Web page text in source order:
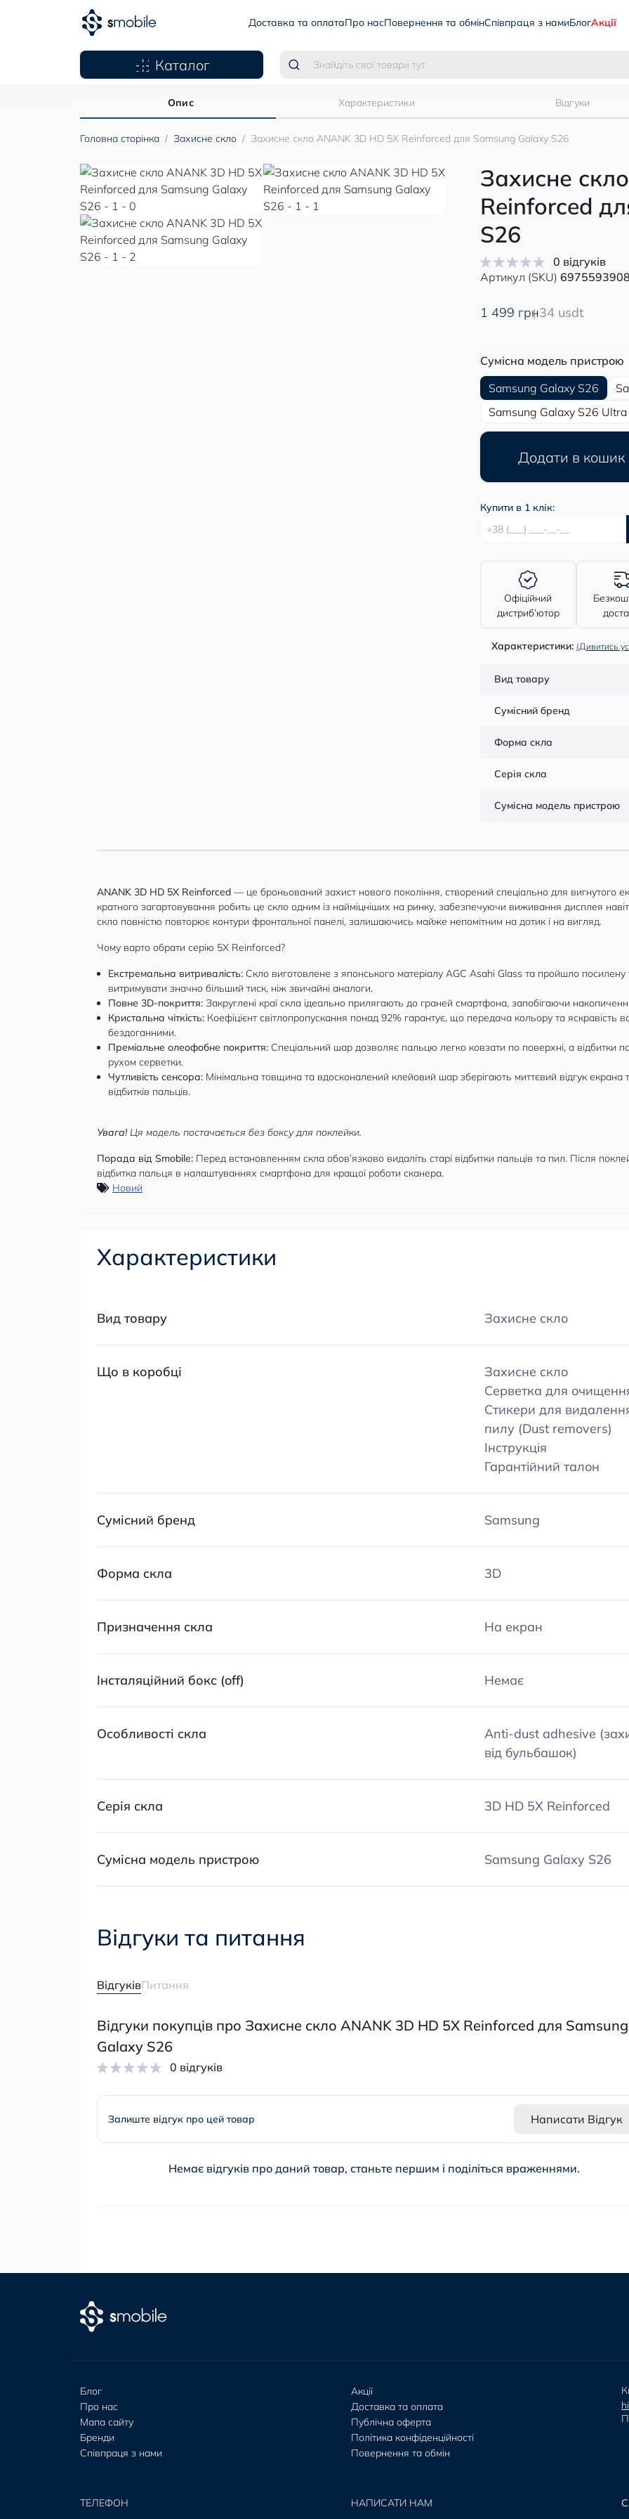
Доставка та оплатаПро насПовернення та обмінСпівпраця з намиБлогАкції
Каталог
Головна сторінка Захисне скло Захисне скло ANANK 3D HD 5X Reinforced для Samsung Galaxy S26
Опис Характеристики Відгуки
Захисне
Reinforced
S26
0 відгуків
Артикул (SKU)
1 499 грн34 usdt
Сумісна модель пристрою
Samsung Galaxy S26
Samsung Galaxy S26 Ultra
Додати в кошик
Купити в 1 клік:
Офіційний
дистриб’ютор
Характеристики: (Дивитись
Вид товару
Сумісний бренд
Форма скла
Серія скла
Сумісна модель пристрою
ANANK 3D HD 5X Reinforced — це броньований захист нового покоління, створений спеціально для вигнутого
кратного загартовування робить це скло одним із найміцніших на ринку, забезпечуючи виживання дисплея
скло повністю повторює контури фронтальної панелі, залишаючись майже непомітним на дотик і на вигляд.
Чому варто обрати серію 5X Reinforced?
Екстремальна витривалість: Скло виготовлене з японського матеріалу AGC Asahi Glass та пройшло
витримувати значно більший тиск, ніж звичайні аналоги.
Повне 3D-покриття: Закруглені краї скла ідеально прилягають до граней смартфона, запобігаючи
Кристальна чіткість: Коефіцієнт світлопропускання понад 92% гарантує, що передача кольору та
бездоганними.
Преміальне олеофобне покриття: Спеціальний шар дозволяє пальцю легко ковзати по поверхні, а відбитки
рухом серветки.
Чутливість сенсора: Мінімальна товщина та вдосконалений клейовий шар зберігають миттєвий відгук екрана
відбитків пальців.
Увага!Ця модель постачається без боксу для поклейки.
Порада від Smobile: Перед встановленням скла обов’язково видаліть старі відбитки пальців та пил. Після
відбитка пальця в налаштуваннях смартфона для кращої роботи сканера.
Новий
Характеристики
Вид товару Захисне скло
Що в коробці
Захисне скло
Серветка для
Стикери для
пилу (Dust removers)
Інструкція
Гарантійний талон
Сумісний бренд Samsung
Форма скла 3D
Призначення скла На екран
Iнсталяційний бокс (off) Немає
Особливості скла
Anti-dust adhesive
від бульбашок)
Серія скла 3D HD 5X Reinforced
Сумісна модель пристрою Samsung Galaxy S26
Відгуки та питання
ВідгуківПитання
Відгуки покупців про Захисне скло ANANK 3D HD 5X Reinforced для Samsung
Galaxy S26
0 відгуків
Залиште відгук про цей товар Написати Відгук
Немає відгуків про даний товар, станьте першим і поділіться враженнями.
Блог
Про нас
Мапа сайту
Бренди
Співпраця з нами
Акції
Доставка та оплата
Публічна оферта
Політика конфіденційності
Повернення та обмін
ТЕЛЕФОН НАПИСАТИ НАМ